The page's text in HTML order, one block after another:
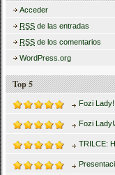
Acceder
RSS de las entradas
RSS de los comentarios
WordPress.org
Top 5
Fozi
Fozi
TRILCE: